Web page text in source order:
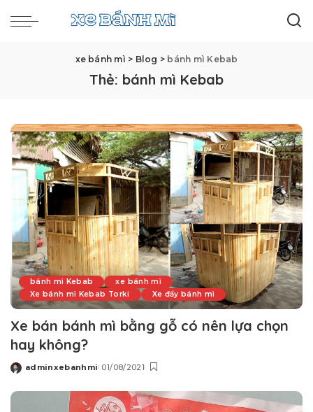
xe bánh mì > Blog > bánh mì Kebab
Thẻ: bánh mì Kebab
bánh mì Kebab
xe bánh mì
Xe bánh mì Kebab Torki
Xe đẩy bánh mì
Xe bán bánh mì bằng gỗ có nên lựa chọn
hay không?
Posted
adminxebanhmi 01/08/2021